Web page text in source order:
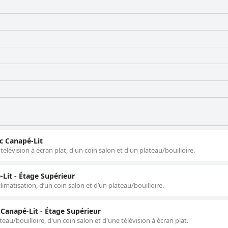
d'entretien mineurs sont minimes par rapport aux impressions
sûr et suffisant, bien qu'il soit assorti de frais
couvert est appréciée malgré des plaintes occasionnelles
sont particulièrement favorables aux familles, bien qu'il y
ce qui en fait
des divertissements en soirée. Cependant, il
pour son emplacement
son personnel amical et ses équipements propres, ce qui en
international de Miami. Des inconvénients mineurs existent,
des clients.
Canapé-Lit
à écran plat, d'un coin salon et d'un plateau/bouilloire.
Lit - Étage Supérieur
d’un coin salon et d’un plateau/bouilloire.
Lit - Étage Supérieur
bouilloire, d'un coin salon et d'une télévision à écran plat.